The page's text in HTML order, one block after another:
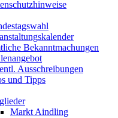
Bekanntmachungen
Ausschreibungen
und Tipps
Markt Aindling